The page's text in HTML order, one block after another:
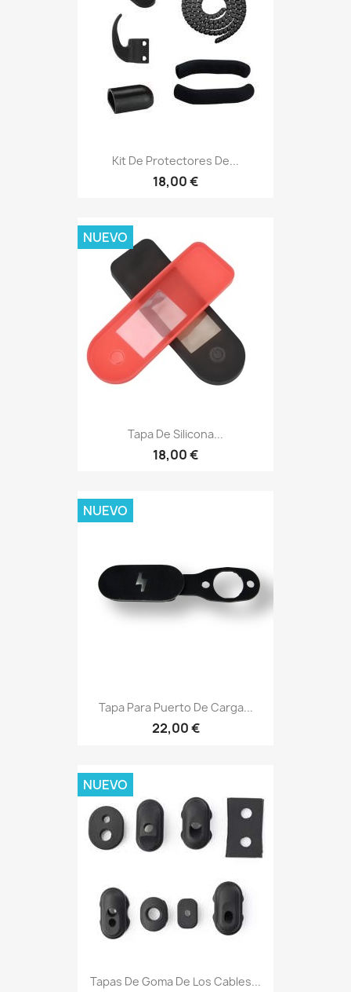
Kit De Protectores De...
18,00 €
Tapa De Silicona...
18,00 €
NUEVO
Tapa Para Puerto De Carga...
22,00 €
NUEVO
Tapas De Goma De Los Cables...
NUEVO